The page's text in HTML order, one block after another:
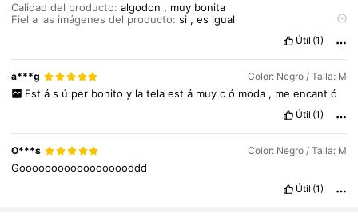
Calidad del producto:algodon , muy bonita
Fiel a las imágenes del producto:si ,es igual
Útil (1)
a***g Color: Negro / Talla: M
Est á s ú per bonito y la tela est á muy c ó moda , me encant ó
Útil (1)
O***s Color: Negro / Talla: M
Goooooooooooooooooddd
Útil (1)